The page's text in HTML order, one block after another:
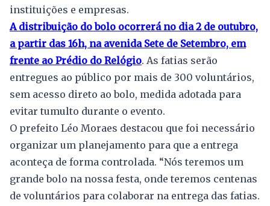
instituições e empresas.
A distribuição do bolo ocorrerá no dia 2 de outubro,
a partir das 16h, na avenida Sete de Setembro, em
frente ao Prédio do Relógio. As fatias serão
entregues ao público por mais de 300 voluntários,
sem acesso direto ao bolo, medida adotada para
evitar tumulto durante o evento.
O prefeito Léo Moraes destacou que foi necessário
organizar um planejamento para que a entrega
aconteça de forma controlada. “Nós teremos um
grande bolo na nossa festa, onde teremos centenas
de voluntários para colaborar na entrega das fatias.